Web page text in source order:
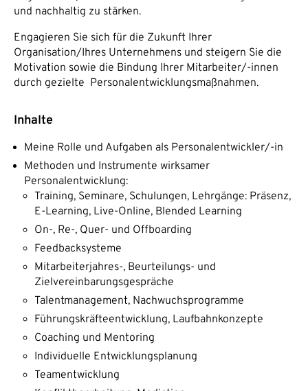
und nachhaltig zu stärken.
Engagieren Sie sich für die Zukunft Ihrer
Organisation/Ihres Unternehmens und steigern Sie die
Motivation sowie die Bindung Ihrer Mitarbeiter/-innen
durch gezielte Personalentwicklungsmaßnahmen.
Inhalte
Meine Rolle und Aufgaben als Personalentwickler/-in
Methoden und Instrumente wirksamer
Personalentwicklung:
Training, Seminare, Schulungen, Lehrgänge: Präsenz,
E-Learning, Live-Online, Blended Learning
On-, Re-, Quer- und Offboarding
Feedbacksysteme
Mitarbeiterjahres-, Beurteilungs- und
Zielvereinbarungsgespräche
Talentmanagement, Nachwuchsprogramme
Führungskräfteentwicklung, Laufbahnkonzepte
Coaching und Mentoring
Individuelle Entwicklungsplanung
Teamentwicklung